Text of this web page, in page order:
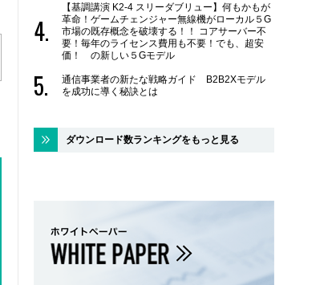
【基調講演 K2-4 スリーダブリュー】何もかもが
革命！ゲームチェンジャー無線機がローカル５G
市場の既存概念を破壊する！！ コアサーバー不
要！毎年のライセンス費用も不要！でも、超安
価！ の新しい５Gモデル
通信事業者の新たな戦略ガイド B2B2Xモデル
を成功に導く秘訣とは
ダウンロード数ランキングをもっと見る